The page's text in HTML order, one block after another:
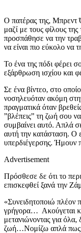
Ο πατέρας της,
μαζί με τους φίλους
προσπάθησε να την
να είναι πιο εύκολο να
Το ένα της πόδι φέρει
εξάρθρωση ισχίου και
Σε ένα βίντεο, στο
νοσηλευόταν ακόμη
πραγματικά όταν
”βλέπεις” τη ζωή σου
συμβαίνει αυτό. Απλά
αυτή την κατάσταση. Ο
υπερδιέγερσης. Ήμουν
Advertisement
Πρόσθεσε δε ότι το
επισκεφθεί ξανά την
«Συνειδητοποιώ πλέον
γρήγορα… Ακούγεται
μετανιώνοντας για
ζωή…Νομίζω απλά πως